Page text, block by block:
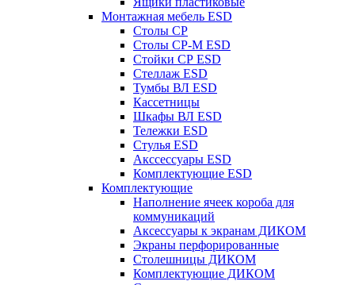
Монтажная мебель ESD
Столы СР
Столы СР-М ESD
Стойки СР ESD
Стеллаж ESD
Тумбы ВЛ ESD
Кассетницы
Шкафы ВЛ ESD
Тележки ESD
Стулья ESD
Акссессуары ESD
Комплектующие ESD
Комплектующие
Наполнение ячеек короба для
коммуникаций
Аксессуары к экранам ДИКОМ
Экраны перфорированные
Cтолешницы ДИКОМ
Комплектующие ДИКОМ